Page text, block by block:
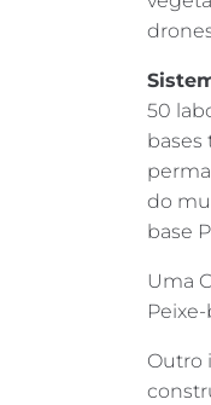
50
bases
do
base
Uma
Outro